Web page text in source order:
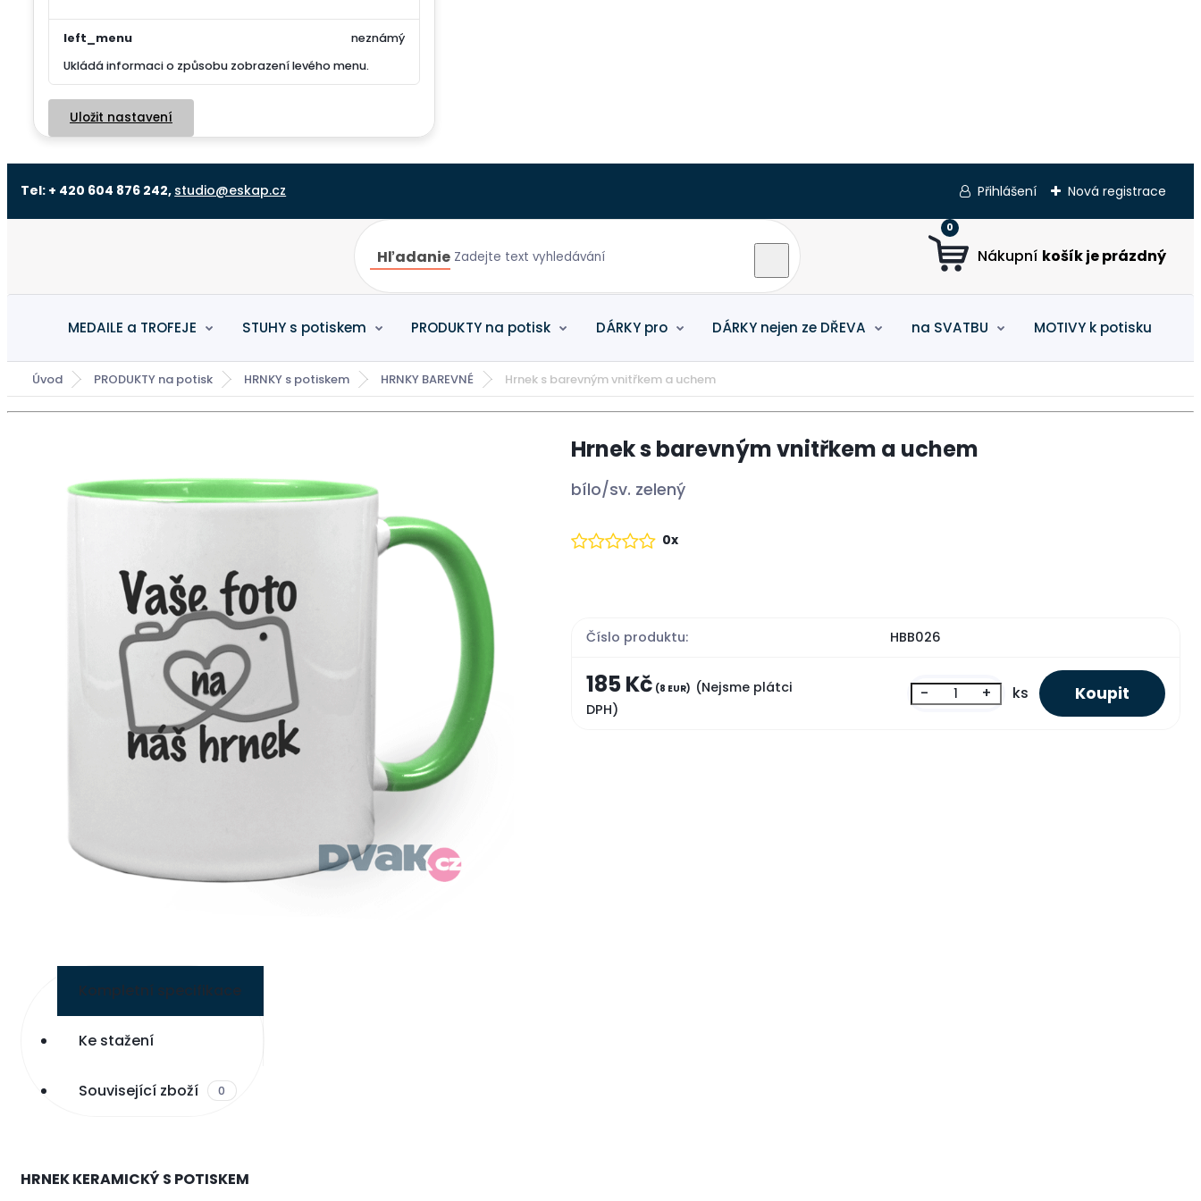
left_menu
Ukládá informaci o způsobu zobrazení levého menu.
neznámý
Uložit nastavení
Tel: + 420 604 876 242, studio@eskap.cz Přihlášení Nová registrace
Hľadanie
0
MEDAILE a TROFEJE STUHY s potiskem PRODUKTY na potisk DÁRKY pro DÁRKY nejen ze DŘEVA na SVATBU MOTIVY k potisku
Úvod PRODUKTY na potisk HRNKY s potiskem HRNKY BAREVNÉ Hrnek s barevným vnitřkem a uchem
Hrnek s barevným vnitřkem a uchem
bílo/sv. zelený
0x
Číslo produktu: HBB026
185 Kč (8 EUR) (Nejsme plátci
DPH)
- + ks
Kompletní specifikace
Ke stažení
Související zboží 0
HRNEK KERAMICKÝ S POTISKEM